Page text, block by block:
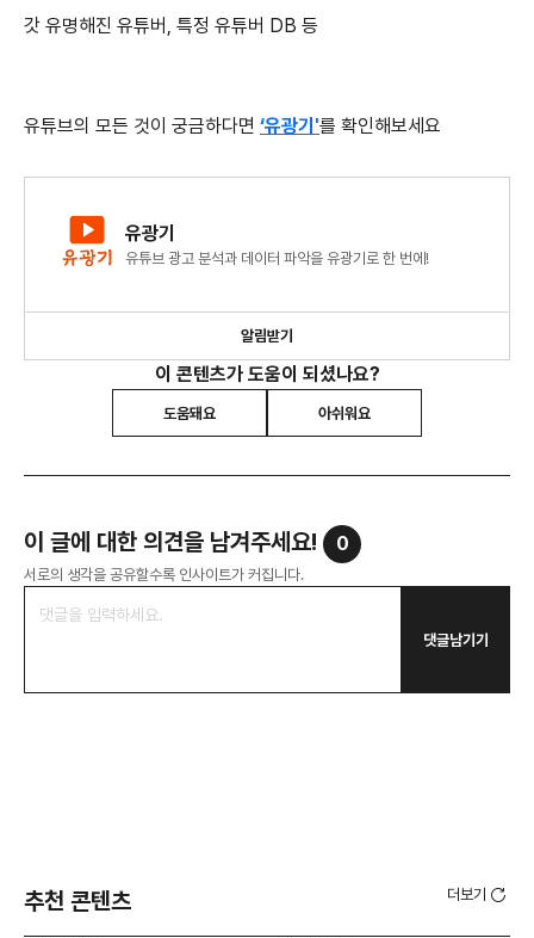
갓 유명해진 유튜버, 특정 유튜버 DB 등
유튜브의 모든 것이 궁금하다면 ‘유광기'를 확인해보세요
유광기
유튜브 광고 분석과 데이터 파악을 유광기로 한 번에!
알림받기
이 콘텐츠가 도움이 되셨나요?
도움돼요 아쉬워요
이 글에 대한 의견을 남겨주세요! 0
서로의 생각을 공유할수록 인사이트가 커집니다.
댓글남기기
추천 콘텐츠 더보기